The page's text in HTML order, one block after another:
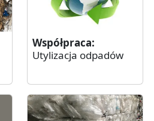
Współpraca:
Utylizacja odpadów